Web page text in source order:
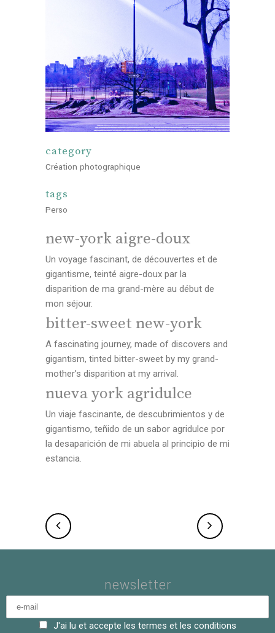
category
Création photographique
tags
Perso
new-york aigre-doux
Un voyage fascinant, de découvertes et de
gigantisme, teinté aigre-doux par la
disparition de ma grand-mère au début de
mon séjour.
bitter-sweet new-york
A fascinating journey, made of discovers and
gigantism, tinted bitter-sweet by my grand-
mother’s disparition at my arrival.
nueva york agridulce
Un viaje fascinante, de descubrimientos y de
gigantismo, teñido de un sabor agridulce por
la desaparición de mi abuela al principio de mi
estancia.
newsletter
J'ai lu et accepte les termes et les conditions